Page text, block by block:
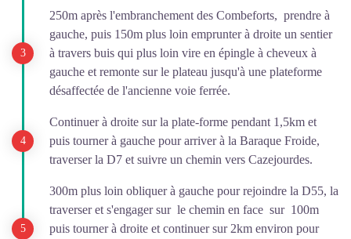
250m après l'embranchement des Combeforts, prendre à
gauche, puis 150m plus loin emprunter à droite un sentier
à travers buis qui plus loin vire en épingle à cheveux à
gauche et remonte sur le plateau jusqu'à une plateforme
désaffectée de l'ancienne voie ferrée.
Continuer à droite sur la plate-forme pendant 1,5km et
puis tourner à gauche pour arriver à la Baraque Froide,
traverser la D7 et suivre un chemin vers Cazejourdes.
300m plus loin obliquer à gauche pour rejoindre la D55, la
traverser et s'engager sur le chemin en face sur 100m
puis tourner à droite et continuer sur 2km environ pour